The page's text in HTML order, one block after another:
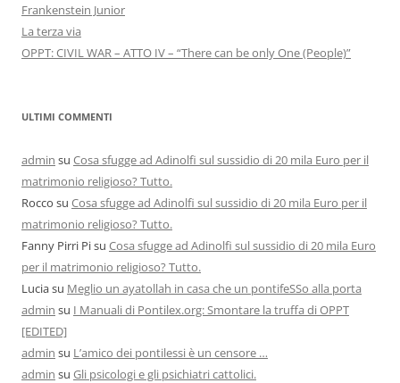
Frankenstein Junior
La terza via
OPPT: CIVIL WAR – ATTO IV – “There can be only One (People)”
ULTIMI COMMENTI
admin su Cosa sfugge ad Adinolfi sul sussidio di 20 mila Euro per il
matrimonio religioso? Tutto.
Rocco su Cosa sfugge ad Adinolfi sul sussidio di 20 mila Euro per il
matrimonio religioso? Tutto.
Fanny Pirri Pisu Cosa sfugge ad Adinolfi sul sussidio di 20 mila Euro
per il matrimonio religioso? Tutto.
Luciasu Meglio un ayatollah in casa che un pontifeSSo alla porta
admin su I Manuali di Pontilex.org: Smontare la truffa di OPPT
[EDITED]
admin su L’amico dei pontilessi è un censore …
admin su Gli psicologi e gli psichiatri cattolici.